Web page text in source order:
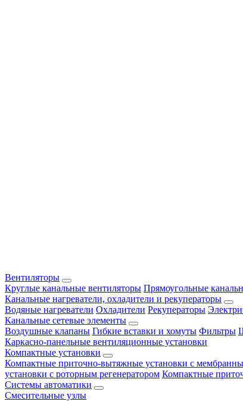
Вентиляторы
Круглые канальные вентиляторы Прямоугольные
Канальные нагреватели, охладители и рекуператоры
Водяные нагреватели Охладители Рекуператоры
Канальные сетевые элементы
Воздушные клапаны Гибкие вставки и хомуты Фильтры
Каркасно-панельные вентиляционные установки
Компактные установки
Компактные приточно-вытяжные установки с
установки с роторным регенератором Компактные
Системы автоматики
Смесительные узлы